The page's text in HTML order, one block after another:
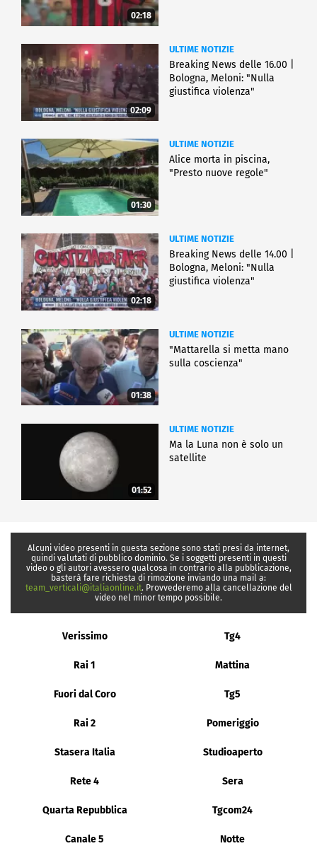
02:18
02:09
ULTIME NOTIZIE
Breaking News delle 16.00 |
Bologna, Meloni: "Nulla
giustifica violenza"
01:30
ULTIME NOTIZIE
Alice morta in piscina,
"Presto nuove regole"
02:18
ULTIME NOTIZIE
Breaking News delle 14.00 |
Bologna, Meloni: "Nulla
giustifica violenza"
01:38
ULTIME NOTIZIE
"Mattarella si metta mano
sulla coscienza"
01:52
ULTIME NOTIZIE
Ma la Luna non è solo un
satellite
Alcuni video presenti in questa sezione sono stati presi da internet,
quindi valutati di pubblico dominio. Se i soggetti presenti in questi
video o gli autori avessero qualcosa in contrario alla pubblicazione,
basterà fare richiesta di rimozione inviando una mail a:
team_verticali@italiaonline.it. Provvederemo alla cancellazione del
video nel minor tempo possibile.
Verissimo Tg4
Rai 1 Mattina
Fuori dal Coro Tg5
Rai 2 Pomeriggio
Stasera Italia Studioaperto
Rete 4 Sera
Quarta Repubblica Tgcom24
Canale 5 Notte